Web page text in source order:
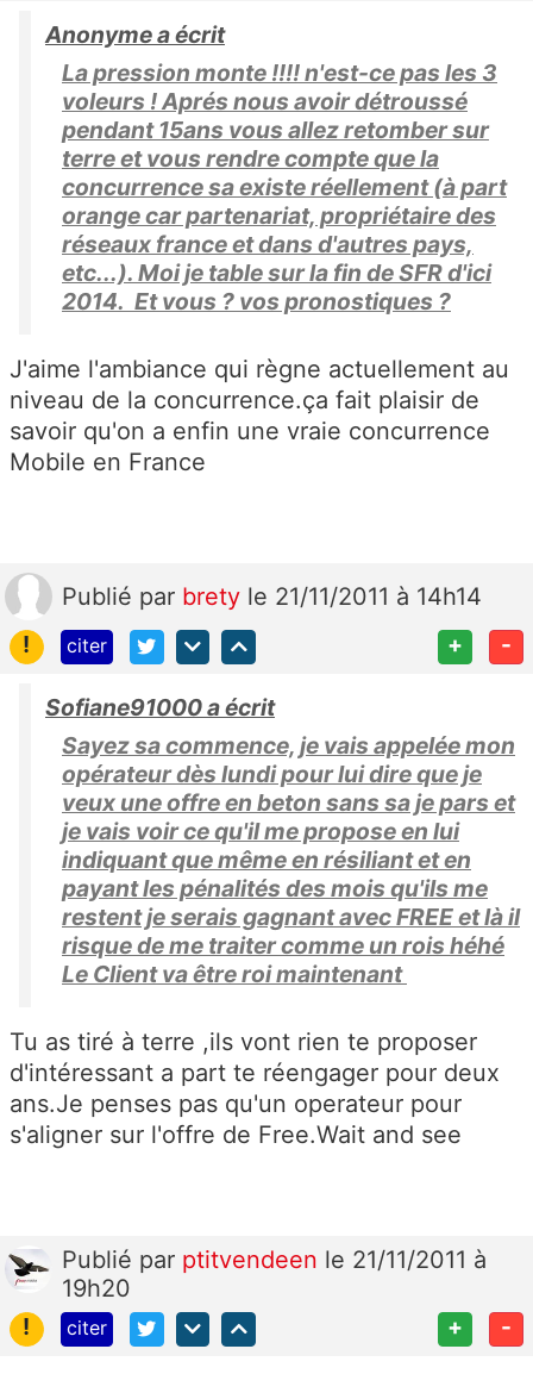
Anonyme a écrit
La pression monte !!!! n'est-ce pas les 3
voleurs ! Aprés nous avoir détroussé
pendant 15ans vous allez retomber sur
terre et vous rendre compte que la
concurrence sa existe réellement (à part
orange car partenariat, propriétaire des
réseaux france et dans d'autres pays,
etc...). Moi je table sur la fin de SFR d'ici
2014. Et vous ? vos pronostiques ?
J'aime l'ambiance qui règne actuellement au
niveau de la concurrence.ça fait plaisir de
savoir qu'on a enfin une vraie concurrence
Mobile en France
Publié par brety le 21/11/2011 à 14h14
!
citer + -
Sofiane91000 a écrit
Sayez sa commence, je vais appelée mon
opérateur dès lundi pour lui dire que je
veux une offre en beton sans sa je pars et
je vais voir ce qu'il me propose en lui
indiquant que même en résiliant et en
payant les pénalités des mois qu'ils me
restent je serais gagnant avec FREE et là il
risque de me traiter comme un rois héhé
Le Client va être roi maintenant
Tu as tiré à terre ,ils vont rien te proposer
d'intéressant a part te réengager pour deux
ans.Je penses pas qu'un operateur pour
s'aligner sur l'offre de Free.Wait and see
Publié par ptitvendeen le 21/11/2011 à
19h20
!
citer + -